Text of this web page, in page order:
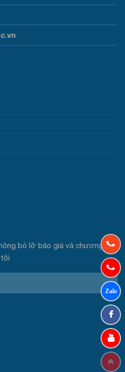
bỏ lỡ báo giá và chương